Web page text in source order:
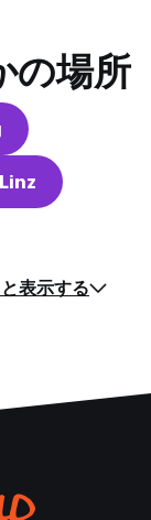
の場所
Linz
表示する